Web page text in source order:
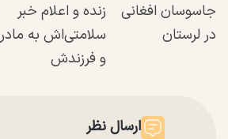
جاسوسان افغانی
در لرستان
زنده و اعلام خبر
سلامتی‌اش به مادر
و فرزندش
ارسال نظر